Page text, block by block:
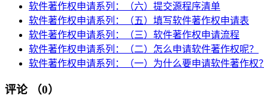
软件著作权申请系列：（六）提交源程序清单
软件著作权申请系列：（五）填写软件著作权申请表
软件著作权申请系列：（三）软件著作权申请流程
软件著作权申请系列：（二）怎么申请软件著作权呢？
软件著作权申请系列：（一）为什么要申请软件著作权？
评论 （0）